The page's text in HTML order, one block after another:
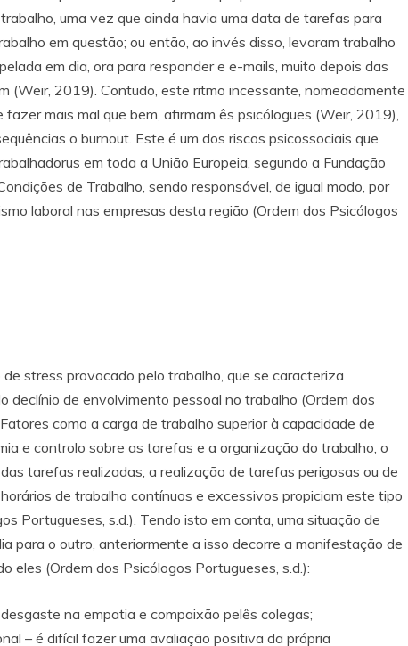
uma vez que ainda havia uma data de tarefas para
em questão; ou então, ao invés disso, levaram trabalho
em dia, ora para responder e e-mails, muito depois das
(Weir, 2019). Contudo, este ritmo incessante, nomeadamente
mais mal que bem, afirmam ês psicólogues (Weir, 2019),
o burnout. Este é um dos riscos psicossociais que
em toda a União Europeia, segundo a Fundação
de Trabalho, sendo responsável, de igual modo, por
laboral nas empresas desta região (Ordem dos Psicólogos
stress provocado pelo trabalho, que se caracteriza
declínio de envolvimento pessoal no trabalho (Ordem dos
como a carga de trabalho superior à capacidade de
e controlo sobre as tarefas e a organização do trabalho, o
tarefas realizadas, a realização de tarefas perigosas ou de
de trabalho contínuos e excessivos propiciam este tipo
Portugueses, s.d.). Tendo isto em conta, uma situação de
para o outro, anteriormente a isso decorre a manifestação de
eles (Ordem dos Psicólogos Portugueses, s.d.):
na empatia e compaixão pelês colegas;
– é difícil fazer uma avaliação positiva da própria